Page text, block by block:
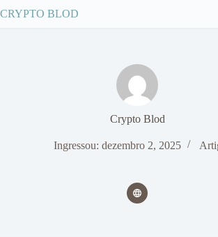
para
CRYPTO BLOD
Crypto Blod
Ingressou: dezembro 2, 2025